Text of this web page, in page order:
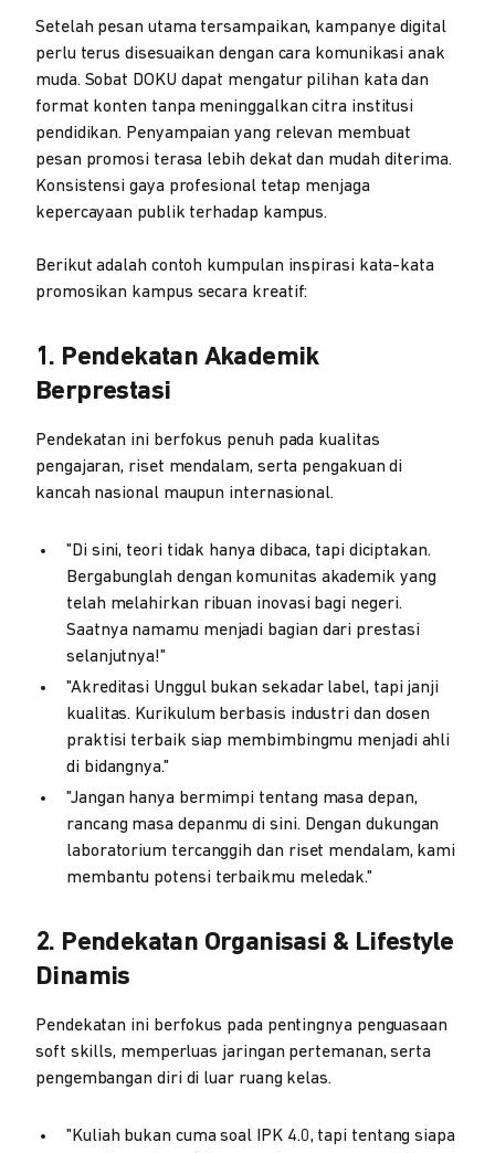
Setelah pesan utama tersampaikan, kampanye digital
perlu terus disesuaikan dengan cara komunikasi anak
muda. Sobat DOKU dapat mengatur pilihan kata dan
format konten tanpa meninggalkan citra institusi
pendidikan. Penyampaian yang relevan membuat
pesan promosi terasa lebih dekat dan mudah diterima.
Konsistensi gaya profesional tetap menjaga
kepercayaan publik terhadap kampus.
Berikut adalah contoh kumpulan inspirasi kata-kata
promosikan kampus secara kreatif:
1. Pendekatan Akademik
Berprestasi
Pendekatan ini berfokus penuh pada kualitas
pengajaran, riset mendalam, serta pengakuan di
kancah nasional maupun internasional.
"Di sini, teori tidak hanya dibaca, tapi diciptakan.
Bergabunglah dengan komunitas akademik yang
telah melahirkan ribuan inovasi bagi negeri.
Saatnya namamu menjadi bagian dari prestasi
selanjutnya!"
"Akreditasi Unggul bukan sekadar label, tapi janji
kualitas. Kurikulum berbasis industri dan dosen
praktisi terbaik siap membimbingmu menjadi ahli
di bidangnya."
"Jangan hanya bermimpi tentang masa depan,
rancang masa depanmu di sini. Dengan dukungan
laboratorium tercanggih dan riset mendalam, kami
membantu potensi terbaikmu meledak."
2. Pendekatan Organisasi & Lifestyle
Dinamis
Pendekatan ini berfokus pada pentingnya penguasaan
soft skills, memperluas jaringan pertemanan, serta
pengembangan diri di luar ruang kelas.
"Kuliah bukan cuma soal IPK 4.0, tapi tentang siapa